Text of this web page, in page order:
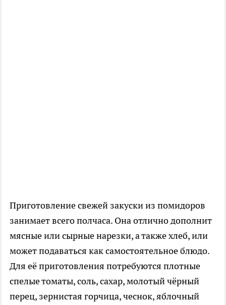
Приготовление свежей закуски из помидоров
занимает всего полчаса. Она отлично дополнит
мясные или сырные нарезки, а также хлеб, или
может подаваться как самостоятельное блюдо.
Для её приготовления потребуются плотные
спелые томаты, соль, сахар, молотый чёрный
перец, зернистая горчица, чеснок, яблочный